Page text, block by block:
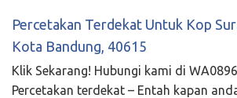
Percetakan Terdekat Untuk Kop
Kota Bandung, 40615
Klik Sekarang! Hubungi kami di
Percetakan terdekat – Entah kapan